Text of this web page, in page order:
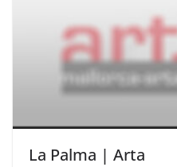
La Palma | Arta